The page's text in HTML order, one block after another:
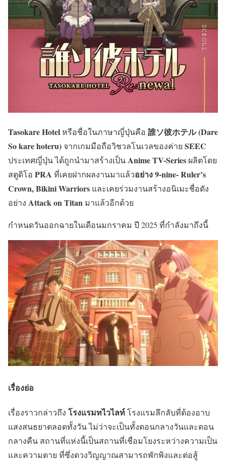
Tasokare Hotelหรือชื่อในภาษาญี่ปุ่นคือ 誰ソ彼ホテル(Dare
So kare hoteru) จากเกมมือถือวิชวลโนเวลของค่าย SEEC
ประเทศญี่ปุ่น ได้ถูกนำมาสร้างเป็นAnime TV-Series ผลิตโดย
สตูดิโอ PRA ที่เคยฝากผลงานมาแล้วอย่าง9-nine- Ruler’s
Crown, Bikini Warriors และเคยร่วมงานสร้างอนิเมะชื่อดัง
อย่าง Attack on Titan มาแล้วอีกด้วย
กำหนดวันออกฉายในเดือนมกราคม ปี 2025 ที่กำลังมาถึงนี้
เรื่องย่อ
เรื่องราวกล่าวถึง โรงแรมทไวไลท์โรงแรมลึกลับที่ต้องอาบ
แสงสนธยาตลอดทั้งวัน ไม่ว่าจะเป็นทั้งตอนกลางวันและตอน
กลางคืน สถานที่แห่งนี้เป็นสถานที่เชื่อมโยงระหว่างความเป็น
และความตาย ที่ซึ่งดวงวิญญาณสามารถพักพิงและต่อสู้